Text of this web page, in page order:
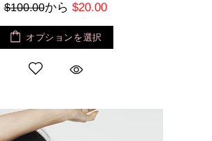
$100.00から $20.00
オプションを選択